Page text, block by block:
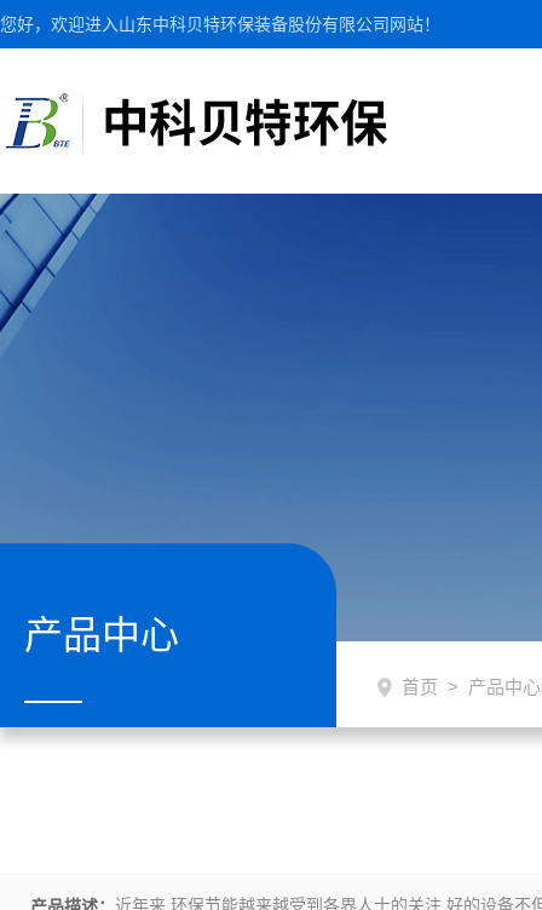
您好，欢迎进入山东中科贝特环保装备股份有限公司网站！
产品中心
首页 > 产品中心
近年来,环保节能越来越受到各界人士的关注,好的设备